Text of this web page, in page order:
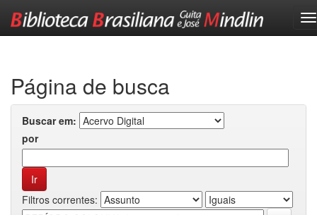
Página de busca
Buscar em:
por
Filtros correntes: